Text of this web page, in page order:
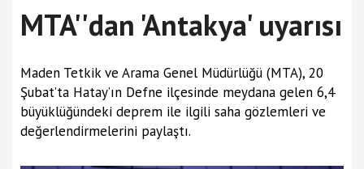
MTA''dan 'Antakya' uyarısı
Maden Tetkik ve Arama Genel Müdürlüğü (MTA), 20
Şubat’ta Hatay’ın Defne ilçesinde meydana gelen 6,4
büyüklüğündeki deprem ile ilgili saha gözlemleri ve
değerlendirmelerini paylaştı.